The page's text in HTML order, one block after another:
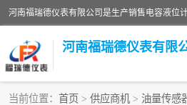
河南福瑞德仪表有限
当前位置： 首页 > 供应商机 > 油量传感